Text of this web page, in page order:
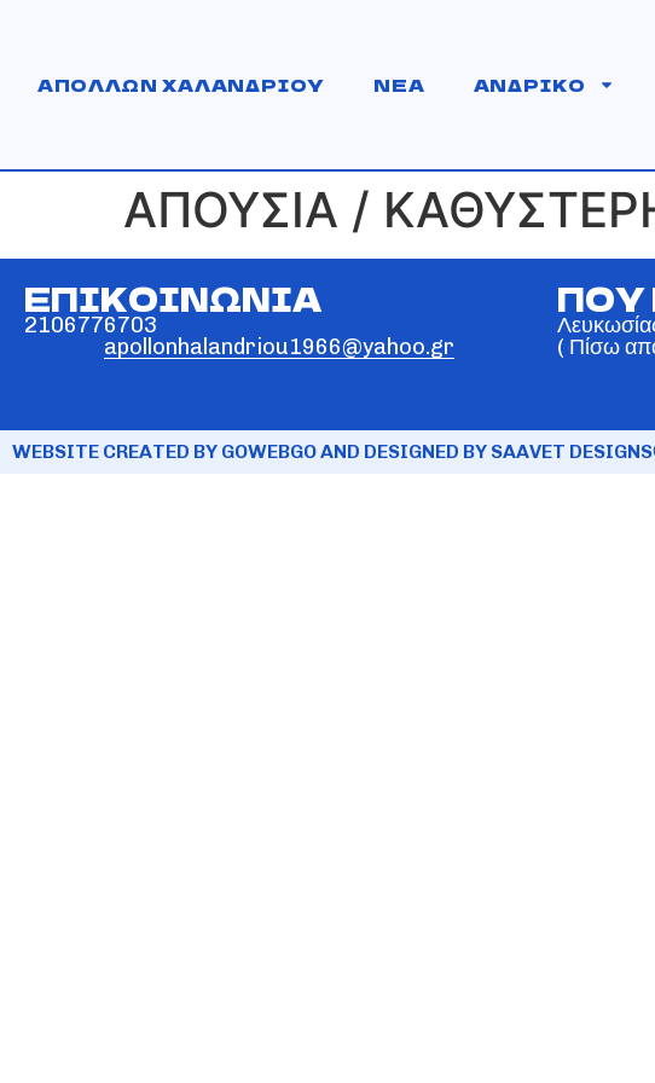
ΑΠΟΛΛΩΝ ΧΑΛΑΝΔΡΙΟΥ ΝΕΑ ΑΝΔΡΙΚΟ
ΑΠΟΥΣΙΑ /
ΕΠΙΚΟΙΝΩΝΙΑ
2106776703
apollonhalandriou1966@yahoo.gr
ΠΟΥ
( Πίσω
WEBSITE CREATED BY GOWEBGO AND DESIGNED BY SAAVET DESIGNS